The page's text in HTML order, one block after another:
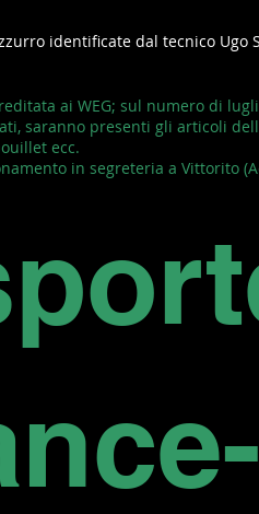
identificate dal tecnico Ugo
ai WEG; sul numero di
saranno presenti gli articoli
ecc.
in segreteria a Vittorito